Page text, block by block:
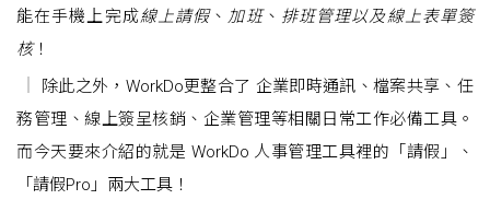
能在手機上完成線上請假、 加班、 排班管理以及線上表單簽
核！
除此之外，WorkDo更整合了 企業即時通訊、檔案共享、任
務管理、線上簽呈核銷、企業管理等相關日常工作必備工具。
而今天要來介紹的就是 WorkDo 人事管理工具裡的「請假」、
「請假Pro」兩大工具！